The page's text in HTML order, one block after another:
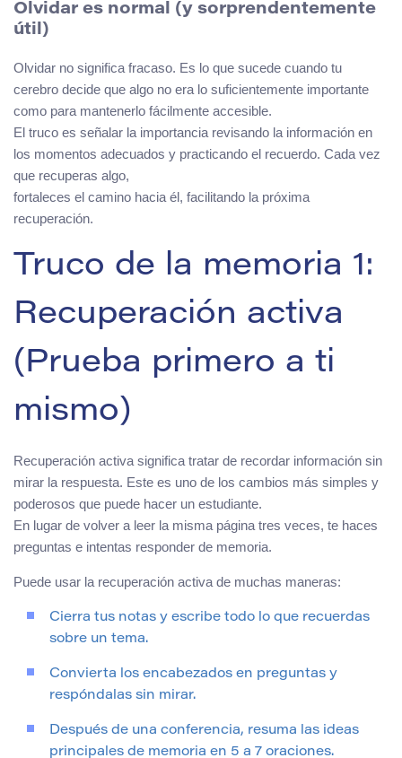
Olvidar es normal (y sorprendentemente
útil)
Olvidar no significa fracaso. Es lo que sucede cuando tu
cerebro decide que algo no era lo suficientemente importante
como para mantenerlo fácilmente accesible.
El truco es señalar la importancia revisando la información en
los momentos adecuados y practicando el recuerdo. Cada vez
que recuperas algo,
fortaleces el camino hacia él, facilitando la próxima
recuperación.
Truco de la memoria 1:
Recuperación activa
(Prueba primero a ti
mismo)
Recuperación activa significa tratar de recordar información sin
mirar la respuesta. Este es uno de los cambios más simples y
poderosos que puede hacer un estudiante.
En lugar de volver a leer la misma página tres veces, te haces
preguntas e intentas responder de memoria.
Puede usar la recuperación activa de muchas maneras:
Cierra tus notas y escribe todo lo que recuerdas
sobre un tema.
Convierta los encabezados en preguntas y
respóndalas sin mirar.
Después de una conferencia, resuma las ideas
principales de memoria en 5 a 7 oraciones.